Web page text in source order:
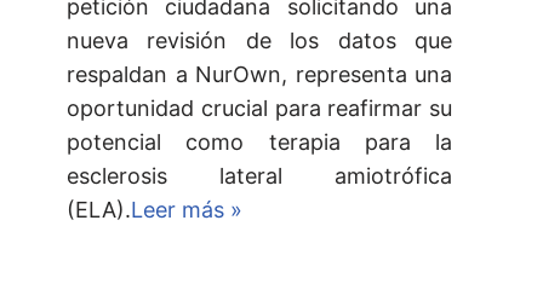
petición ciudadana solicitando una
nueva revisión de los datos que
respaldan a NurOwn, representa una
oportunidad crucial para reafirmar su
potencial como terapia para la
esclerosis lateral amiotrófica
(ELA).Leer más »